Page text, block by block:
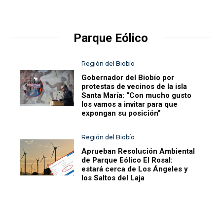
Parque Eólico
Región del Biobío
Gobernador del Biobío por
protestas de vecinos de la isla
Santa María: “Con mucho gusto
los vamos a invitar para que
expongan su posición”
Región del Biobío
Aprueban Resolución Ambiental
de Parque Eólico El Rosal:
estará cerca de Los Ángeles y
los Saltos del Laja